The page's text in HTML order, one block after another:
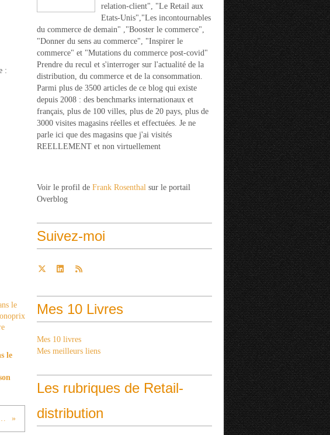
:
le
(2) : Noël aux grands magasins
relation-client", "Le Retail aux
Etats-Unis","Les incontournables
du commerce de demain" ,"Booster le commerce",
"Donner du sens au commerce", "Inspirer le
commerce" et "Mutations du commerce post-covid"
Prendre du recul et s'interroger sur l'actualité de la
distribution, du commerce et de la consommation.
Parmi plus de 3500 articles de ce blog qui existe
depuis 2008 : des benchmarks internationaux et
français, plus de 100 villes, plus de 20 pays, plus de
3000 visites magasins réelles et effectuées. Je ne
parle ici que des magasins que j'ai visités
REELLEMENT et non virtuellement
Voir le profil de Frank Rosenthal sur le portail
Overblog
Suivez-moi
Mes 10 Livres
Mes 10 livres
Mes meilleurs liens
Les rubriques de Retail-
distribution